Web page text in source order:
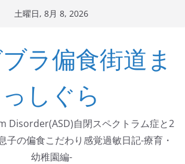
土曜日, 8月 8, 2026
ラ偏食街道ま
っしぐら
Disorder(ASD)自閉スペクトラム症と2
子の偏食こだわり感覚過敏日記-療育・
幼稚園編-